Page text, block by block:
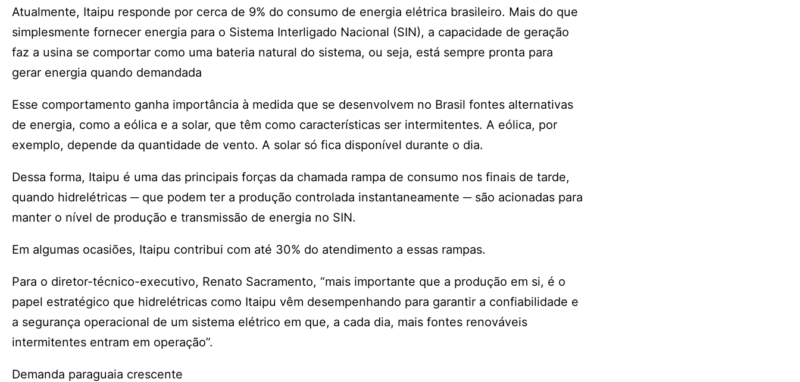
Atualmente, Itaipu responde por cerca de 9% do consumo de energia elétrica brasileiro. Mais do que
simplesmente fornecer energia para o Sistema Interligado Nacional (SIN), a capacidade de geração
faz a usina se comportar como uma bateria natural do sistema, ou seja, está sempre pronta para
gerar energia quando demandada
Esse comportamento ganha importância à medida que se desenvolvem no Brasil fontes alternativas
de energia, como a eólica e a solar, que têm como características ser intermitentes. A eólica, por
exemplo, depende da quantidade de vento. A solar só fica disponível durante o dia.
Dessa forma, Itaipu é uma das principais forças da chamada rampa de consumo nos finais de tarde,
quando hidrelétricas ─ que podem ter a produção controlada instantaneamente ─ são acionadas para
manter o nível de produção e transmissão de energia no SIN.
Em algumas ocasiões, Itaipu contribui com até 30% do atendimento a essas rampas.
Para o diretor-técnico-executivo, Renato Sacramento, “mais importante que a produção em si, é o
papel estratégico que hidrelétricas como Itaipu vêm desempenhando para garantir a confiabilidade e
a segurança operacional de um sistema elétrico em que, a cada dia, mais fontes renováveis
intermitentes entram em operação”.
Demanda paraguaia crescente